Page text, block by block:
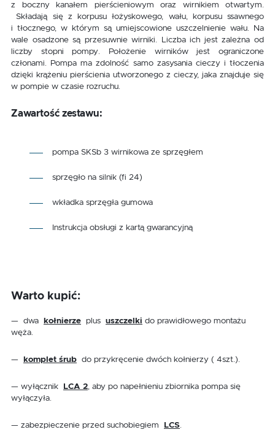
z boczny kanałem pierścieniowym oraz wirnikiem otwartym.
Składają się z korpusu łożyskowego, wału, korpusu ssawnego
i tłocznego, w którym są umiejscowione uszczelnienie wału. Na
wale osadzone są przesuwnie wirniki. Liczba ich jest zależna od
liczby stopni pompy. Położenie wirników jest ograniczone
członami. Pompa ma zdolność samo zasysania cieczy i tłoczenia
dzięki krążeniu pierścienia utworzonego z cieczy, jaka znajduje się
w pompie w czasie rozruchu.
Zawartość zestawu:
pompa SKSb 3 wirnikowa ze sprzęgłem
sprzęgło na silnik (fi 24)
wkładka sprzęgła gumowa
Instrukcja obsługi z kartą gwarancyjną
Warto kupić:
— dwa kołnierze plus uszczelki do prawidłowego montażu
węża.
— komplet śrub do przykręcenie dwóch kołnierzy ( 4szt.).
— wyłącznik LCA 2, aby po napełnieniu zbiornika pompa się
wyłączyła.
— zabezpieczenie przed suchobiegiem LCS.